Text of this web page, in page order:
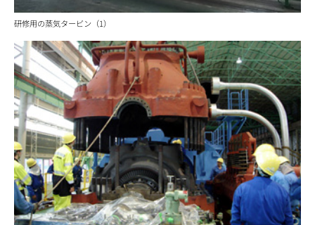
研修用の蒸気タービン（1）